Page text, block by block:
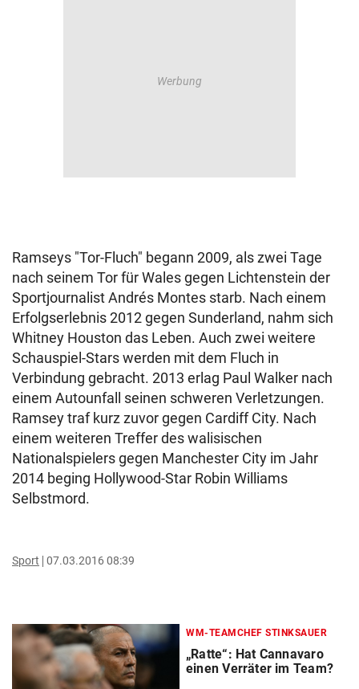
Ramseys "Tor-Fluch" begann 2009, als zwei Tage
nach seinem Tor für Wales gegen Lichtenstein der
Sportjournalist Andrés Montes starb. Nach einem
Erfolgserlebnis 2012 gegen Sunderland, nahm sich
Whitney Houston das Leben. Auch zwei weitere
Schauspiel-Stars werden mit dem Fluch in
Verbindung gebracht. 2013 erlag Paul Walker nach
einem Autounfall seinen schweren Verletzungen.
Ramsey traf kurz zuvor gegen Cardiff City. Nach
einem weiteren Treffer des walisischen
Nationalspielers gegen Manchester City im Jahr
2014 beging Hollywood-Star Robin Williams
Selbstmord.
Sport 07.03.2016 08:39
WM-TEAMCHEF STINKSAUER
„Ratte“: Hat Cannavaro
einen Verräter im Team?